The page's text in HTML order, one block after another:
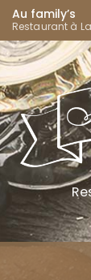
Aller
au
contenu
principal
Au family’s
Restaurant à